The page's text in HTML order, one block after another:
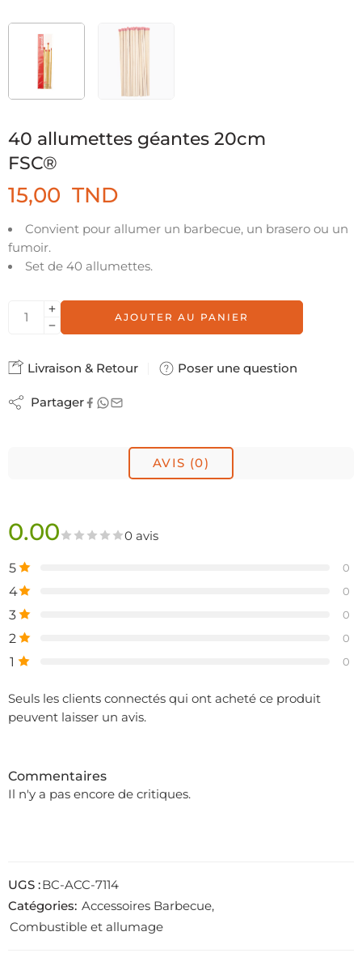
40 allumettes géantes 20cm
FSC®
15,00 TND
Convient pour allumer un barbecue, un brasero ou un
fumoir.
Set de 40 allumettes.
AJOUTER AU PANIER
Livraison & Retour Poser une question
Partager
AVIS (0)
0.00 0 avis
5 0
4 0
3 0
2 0
1 0
Seuls les clients connectés qui ont acheté ce produit
peuvent laisser un avis.
Commentaires
Il n'y a pas encore de critiques.
UGS :BC-ACC-7114
Catégories: Accessoires Barbecue,
Combustible et allumage